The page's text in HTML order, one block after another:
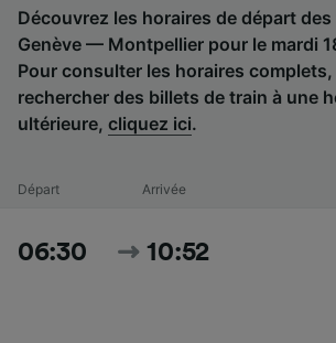
Découvrez les horaires de départ
Genève — Montpellier pour le mardi
Pour consulter les horaires
rechercher des billets de train à une
ultérieure, cliquez ici.
Départ Arrivée
06:30 10:52